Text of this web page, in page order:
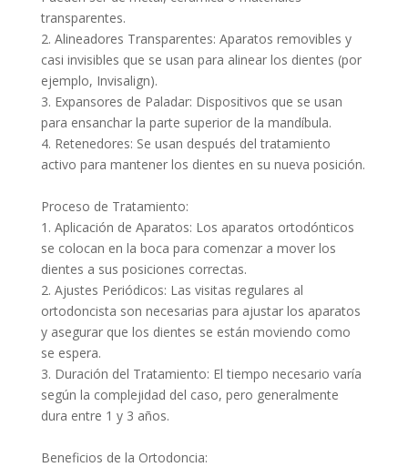
transparentes.
2. Alineadores Transparentes: Aparatos removibles y
casi invisibles que se usan para alinear los dientes (por
ejemplo, Invisalign).
3. Expansores de Paladar: Dispositivos que se usan
para ensanchar la parte superior de la mandíbula.
4. Retenedores: Se usan después del tratamiento
activo para mantener los dientes en su nueva posición.
Proceso de Tratamiento:
1. Aplicación de Aparatos: Los aparatos ortodónticos
se colocan en la boca para comenzar a mover los
dientes a sus posiciones correctas.
2. Ajustes Periódicos: Las visitas regulares al
ortodoncista son necesarias para ajustar los aparatos
y asegurar que los dientes se están moviendo como
se espera.
3. Duración del Tratamiento: El tiempo necesario varía
según la complejidad del caso, pero generalmente
dura entre 1 y 3 años.
Beneficios de la Ortodoncia: